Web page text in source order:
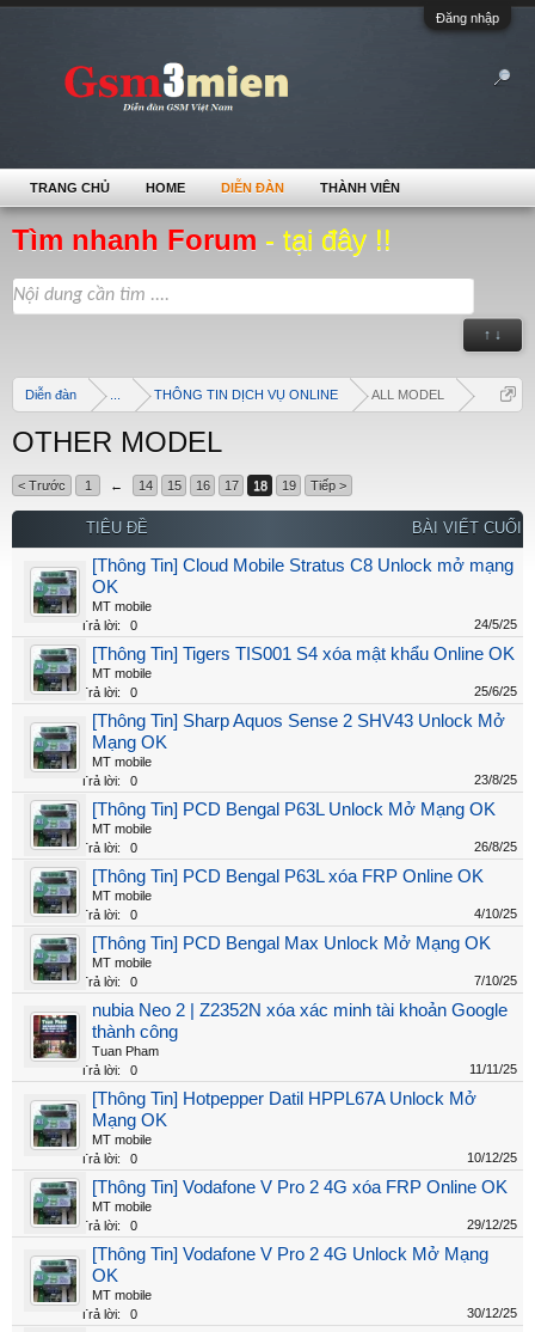
Đăng nhập
Tìm nhanh Forum - tại đây !!
↑ ↓
Diễn đàn THÔNG TIN DỊCH VỤ ONLINE ALL MODEL
OTHER MODEL
< Trước 1 ← 14 15 16 17 18 19 Tiếp >
TIÊU ĐỀ BÀI VIẾT CUỐI
[Thông Tin] Cloud Mobile Stratus C8 Unlock mở mạng
OK
MT mobile
Trả lời:
0 24/5/25
[Thông Tin] Tigers TIS001 S4 xóa mật khẩu Online OK
MT mobile
Trả lời:
0 25/6/25
[Thông Tin] Sharp Aquos Sense 2 SHV43 Unlock Mở
Mạng OK
MT mobile
Trả lời:
0 23/8/25
[Thông Tin] PCD Bengal P63L Unlock Mở Mạng OK
MT mobile
Trả lời:
0 26/8/25
[Thông Tin] PCD Bengal P63L xóa FRP Online OK
MT mobile
Trả lời:
0 4/10/25
[Thông Tin] PCD Bengal Max Unlock Mở Mạng OK
MT mobile
Trả lời:
0 7/10/25
nubia Neo 2 | Z2352N xóa xác minh tài khoản Google
thành công
Tuan Pham
Trả lời:
0 11/11/25
[Thông Tin] Hotpepper Datil HPPL67A Unlock Mở
Mạng OK
MT mobile
Trả lời:
0 10/12/25
[Thông Tin] Vodafone V Pro 2 4G xóa FRP Online OK
MT mobile
Trả lời:
0 29/12/25
[Thông Tin] Vodafone V Pro 2 4G Unlock Mở Mạng
OK
MT mobile
Trả lời:
0 30/12/25
TRANG CHỦ HOME DIỄN ĐÀN THÀNH VIÊN